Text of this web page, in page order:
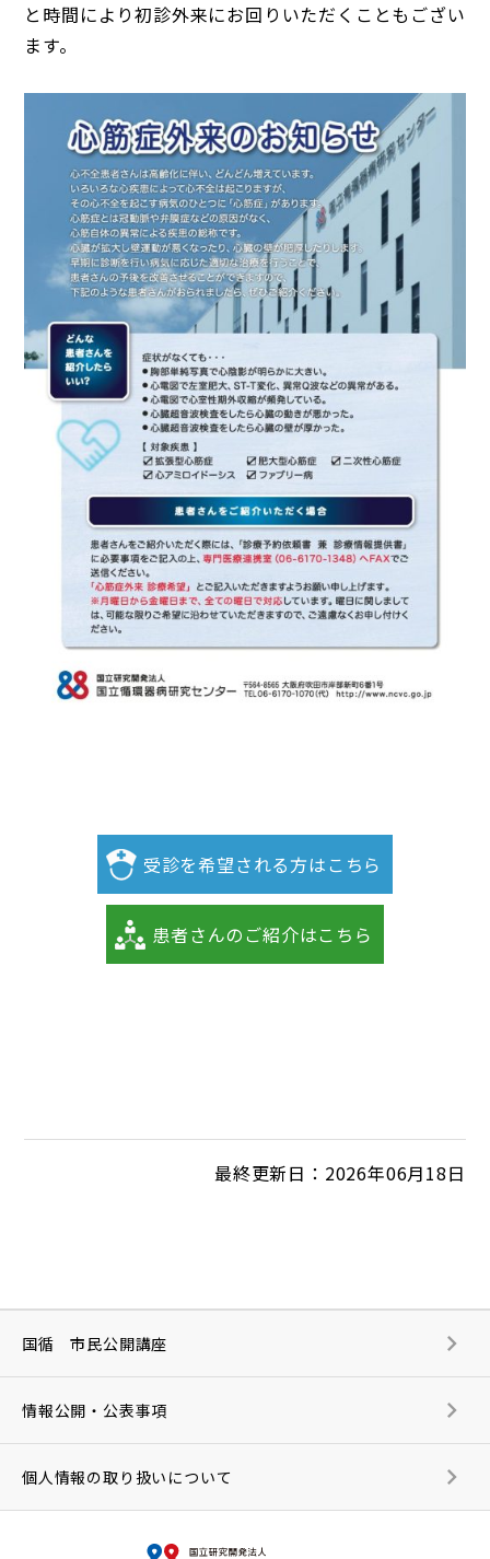
と時間により初診外来にお回りいただくこともござい
ます。
受診を希望される方はこちら
患者さんのご紹介はこちら
最終更新日：2026年06月18日
国循 市民公開講座
情報公開・公表事項
個人情報の取り扱いについて